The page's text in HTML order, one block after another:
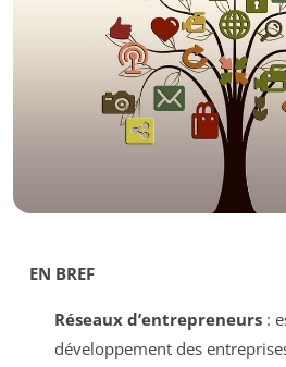
EN BREF
Réseaux d’entrepreneurs:
développement des